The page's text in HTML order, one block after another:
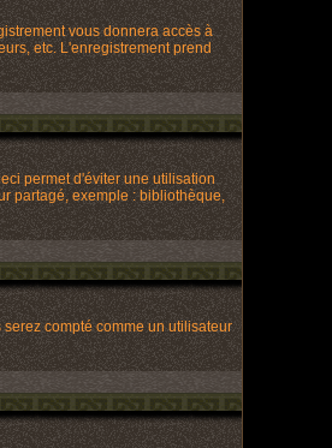
vous donnera accès à
etc. L'enregistrement prend
permet d'éviter une utilisation
partagé, exemple : bibliothèque,
compté comme un utilisateur